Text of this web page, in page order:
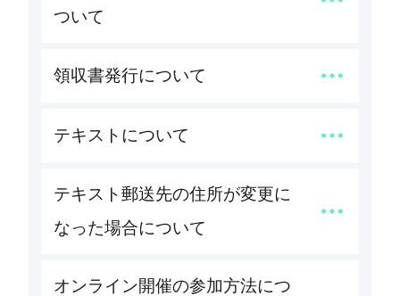
ついて
領収書発行について
テキストについて
テキスト郵送先の住所が変更に
なった場合について
オンライン開催の参加方法につ